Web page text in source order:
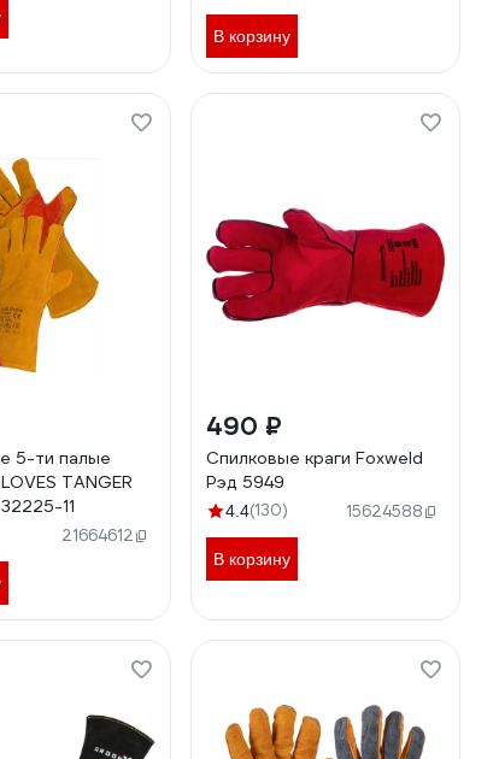
В корзину
5-ти палые
TANGER
11
21664612
490 ₽
Спилковые краги Foxweld
Рэд 5949
4.4(130) 15624588
В корзину